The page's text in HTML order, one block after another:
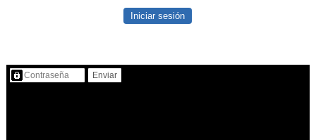
Iniciar sesión
Contenido protegido…